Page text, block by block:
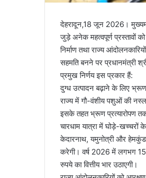
देहरादून,18 जून 2026।
जुड़े अनेक महत्वपूर्ण प्रस्तावों
निर्माण तथा राज्य
सहमति बनने पर प्रधानमंत्री
प्रमुख निर्णय इस प्रकार हैं:
दुग्ध उत्पादन बढ़ाने के लिए भ्रूण
राज्य में गौ-वंशीय पशुओं की नस्ल
इसके तहत भ्रूण प्रत्यारोपण
चारधाम यात्रा में घोड़े-खच्चरों
केदारनाथ, यमुनोत्री और हेमकुंड
करेगी। वर्ष 2026 में लगभग
रुपये का वित्तीय भार उठाएगी।